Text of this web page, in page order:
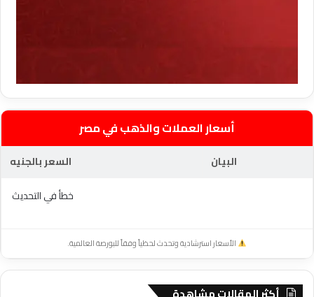
أسعار العملات والذهب في مصر
البيان
السعر بالجنيه
خطأ في التحديث
الأسعار استرشادية وتحدث لحظياً وفقاً للبورصة العالمية.